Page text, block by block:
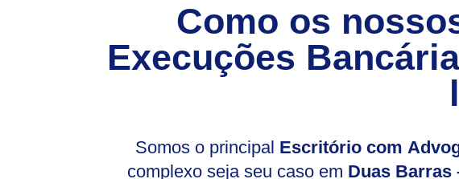
Como os
Execuções
Somos o principal Escritório com
complexo seja seu caso em Duas Barras